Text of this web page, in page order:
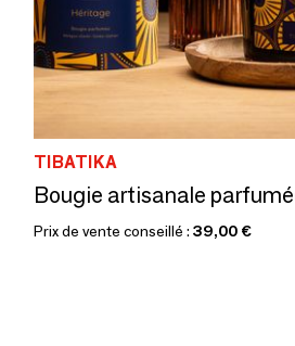
TIBATIKA
Bougie artisanale
Prix de vente conseillé : 39,00 €